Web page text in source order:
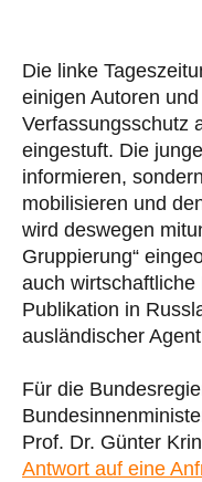
Die linke
einigen Autoren
Verfassungsschutz
eingestuft. Die
informieren,
mobilisieren und
wird deswegen
Gruppierung“
auch
Publikation in
ausländischer
Für die
Prof. Dr. Günter
Antwort auf eine